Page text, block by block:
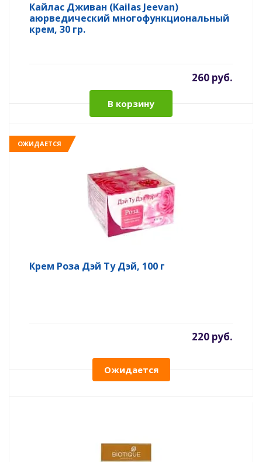
Кайлас Дживан (Kailas Jeevan)
аюрведический многофункциональный
крем, 30 гр.
260 руб.
В корзину
ОЖИДАЕТСЯ
Крем Роза Дэй Ту Дэй, 100 г
220 руб.
Ожидается